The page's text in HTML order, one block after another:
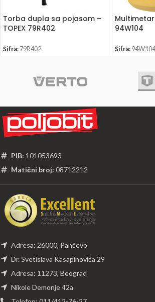
Torba dupla sa pojasom –
TOPEX 79R402
Šifra: 79R402
Multimetar
94W104
Šifra: 94W104
PIB: 101053693
Matični broj: 08712212
Adresa: 26000, Pančevo
Dr. Svetislava Kasapinovića 29
Adresa: 11273, Beograd
Nikole Demonje 42a